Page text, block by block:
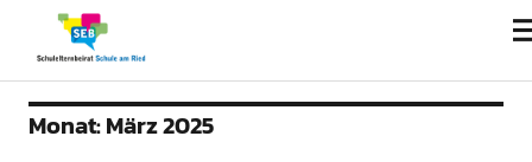
Monat:März 2025